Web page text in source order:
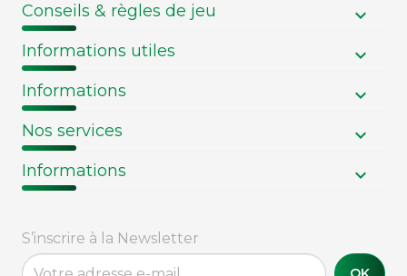
Conseils & règles de jeu
Informations utiles
Informations
Nos services
Informations
S’inscrire à la Newsletter